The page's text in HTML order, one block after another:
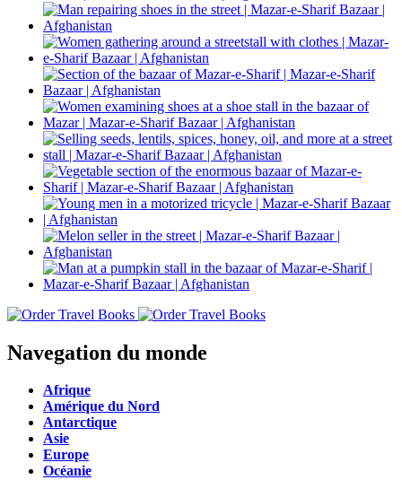
Navegation du monde
Afrique
Amérique du Nord
Antarctique
Asie
Europe
Océanie